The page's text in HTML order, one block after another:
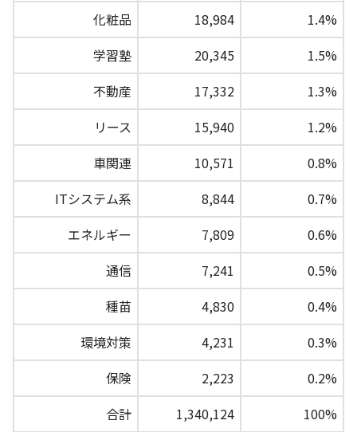
化粧品
18,984
1.4%
学習塾
20,345
1.5%
不動産
17,332
1.3%
リース
15,940
1.2%
車関連
10,571
0.8%
ITシステム系
8,844
0.7%
エネルギー
7,809
0.6%
通信
7,241
0.5%
種苗
4,830
0.4%
環境対策
4,231
0.3%
保険
2,223
0.2%
合計
1,340,124 100%